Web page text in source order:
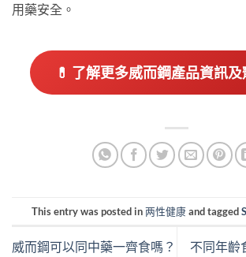
用藥安全。
💊 了解更多威而鋼產品資訊
This entry was posted in两性健康and tagged
威而鋼可以同中藥一齊食嗎？
不同年齡